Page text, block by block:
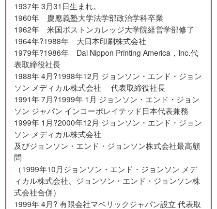
1937年 3月31日生まれ。
1960年 慶應義塾大学法学部政治学科卒業
1962年 米国ボストンカレッジ大学院経営学部修了
1964年?1988年 大日本印刷株式会社
1979年?1986年 Dai Nippon Printing America，Inc.代
表取締役社長
1988年 4月?1998年12月 ジョンソン・エンド・ジョン
ソン メディカル株式会社 代表取締役社長
1991年 7月?1999年 1月 ジョンソン・エンド・ジョン
ソン ジャパン インコーポレイテッド日本代表兼務
1999年 1月?2000年12月 ジョンソン・エンド・ジョン
ソン メディカル株式会社
及びジョンソン・エンド・ジョンソン株式会社最高顧
問
（1999年10月ジョンソン・エンド・ジョンソン メデ
ィカル株式会社、ジョンソン・エンド・ジョンソン株
式会社合併）
1999年 4月? 有限会社マベリックジャパン設立 代表取